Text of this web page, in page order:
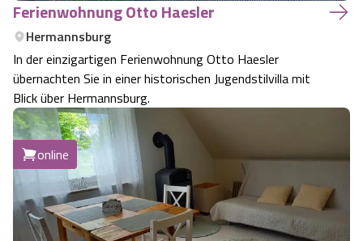
Ferienwohnung Otto Haesler
Hermannsburg
In der einzigartigen Ferienwohnung Otto Haesler
übernachten Sie in einer historischen Jugendstilvilla mit
Blick über Hermannsburg.
online